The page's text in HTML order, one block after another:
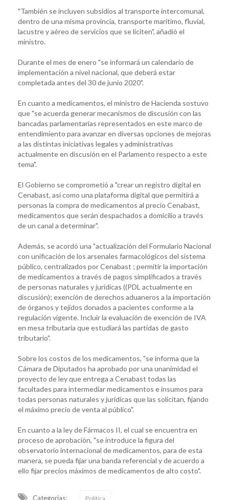
"También se incluyen subsidios al transporte intercomunal,
dentro de una misma provincia, transporte marítimo, fluvial,
lacustre y aéreo de servicios que se liciten", añadió el
ministro.
Durante el mes de enero "se informará un calendario de
implementación a nivel nacional, que deberá estar
completada antes del 30 de junio 2020".
En cuanto a medicamentos, el ministro de Hacienda sostuvo
que "se acuerda generar mecanismos de discusión con las
bancadas parlamentarias representados en este marco de
entendimiento para avanzar en diversas opciones de mejoras
a las distintas iniciativas legales y administrativas
actualmente en discusión en el Parlamento respecto a este
tema".
El Gobierno se comprometió a "crear un registro digital en
Cenabast, así como una plataforma digital que permitirá a
personas la compra de medicamentos al precio Cenabast,
medicamentos que serán despachados a domicilio a través
de un canal a determinar".
Además, se acordó una "actualización del Formulario Nacional
con unificación de los arsenales farmacológicos del sistema
público, centralizados por Cenabast ; permitir la importación
de medicamentos a través de pagos simplificados a través
de personas naturales y jurídicas ((PDL actualmente en
discusión); exención de derechos aduaneros a la importación
de órganos y tejidos donados a pacientes conforme a la
regulación vigente. Incluir la evaluación de exención de IVA
en mesa tributaria que estudiará las partidas de gasto
tributario".
Sobre los costos de los medicamentos, "se informa que la
Cámara de Diputados ha aprobado por una unanimidad el
proyecto de ley que entrega a Cenabast todas las
facultades para intermediar medicamentos e insumos para
todas personas naturales y jurídicas que las solicitan, fijando
el máximo precio de venta al público".
En cuanto a la ley de Fármacos II, el cual se encuentra en
proceso de aprobación, "se introduce la figura del
observatorio internacional de medicamentos, para de esta
manera, se pueda fijar una banda referencial y de acuerdo a
ello fijar precios máximos de medicamentos de alto costo".
Categorias: Política